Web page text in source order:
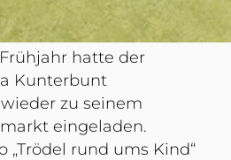
hatte der
Kunterbunt
zu seinem
eingeladen.
„Trödel rund ums Kind“